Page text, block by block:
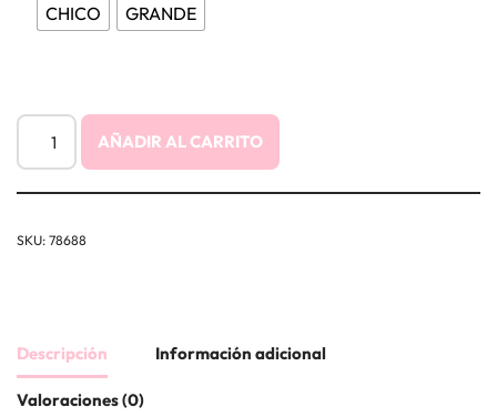
CHICO GRANDE
AÑADIR AL CARRITO
SKU: 78688
Descripción Información adicional
Valoraciones (0)